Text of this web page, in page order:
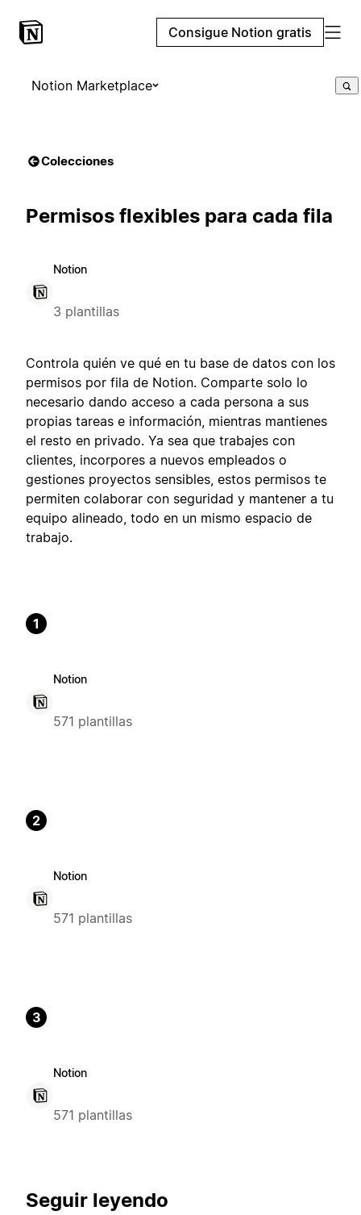
Consigue Notion gratis
Notion Marketplace
Colecciones
Permisos flexibles para cada fila
Notion
3 plantillas
Controla quién ve qué en tu base de datos con los
permisos por fila de Notion. Comparte solo lo
necesario dando acceso a cada persona a sus
propias tareas e información, mientras mantienes
el resto en privado. Ya sea que trabajes con
clientes, incorpores a nuevos empleados o
gestiones proyectos sensibles, estos permisos te
permiten colaborar con seguridad y mantener a tu
equipo alineado, todo en un mismo espacio de
trabajo.
1
Notion
571 plantillas
2
Notion
571 plantillas
3
Notion
571 plantillas
Seguir leyendo